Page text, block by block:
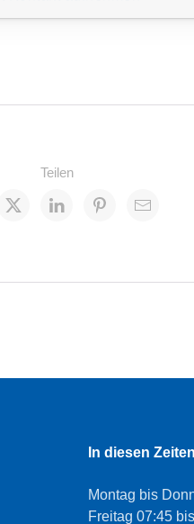
Teilen
In diesen
Montag bis
Freitag 07:45